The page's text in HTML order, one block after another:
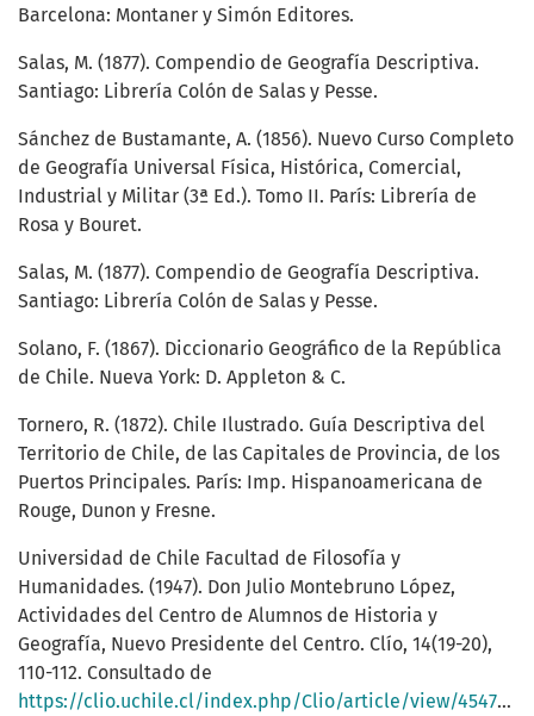
Barcelona: Montaner y Simón Editores.
Salas, M. (1877). Compendio de Geografía Descriptiva.
Santiago: Librería Colón de Salas y Pesse.
Sánchez de Bustamante, A. (1856). Nuevo Curso Completo
de Geografía Universal Física, Histórica, Comercial,
Industrial y Militar (3ª Ed.). Tomo II. París: Librería de
Rosa y Bouret.
Salas, M. (1877). Compendio de Geografía Descriptiva.
Santiago: Librería Colón de Salas y Pesse.
Solano, F. (1867). Diccionario Geográfico de la República
de Chile. Nueva York: D. Appleton & C.
Tornero, R. (1872). Chile Ilustrado. Guía Descriptiva del
Territorio de Chile, de las Capitales de Provincia, de los
Puertos Principales. París: Imp. Hispanoamericana de
Rouge, Dunon y Fresne.
Universidad de Chile Facultad de Filosofía y
Humanidades. (1947). Don Julio Montebruno López,
Actividades del Centro de Alumnos de Historia y
Geografía, Nuevo Presidente del Centro. Clío, 14(19-20),
110-112. Consultado de
https://clio.uchile.cl/index.php/Clio/article/view/45479/47545